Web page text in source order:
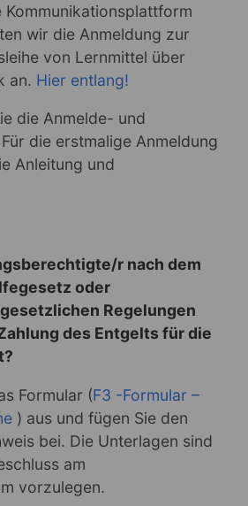
Kommunikationsplattform
wir die Anmeldung zur
von Lernmittel über
an. Hier entlang!
die Anmelde- und
die erstmalige Anmeldung
Anleitung und
r nach dem
oder
Regelungen
des Entgelts für die
Formular (F3 -Formular –
) aus und fügen Sie den
bei. Die Unterlagen sind
am
vorzulegen.